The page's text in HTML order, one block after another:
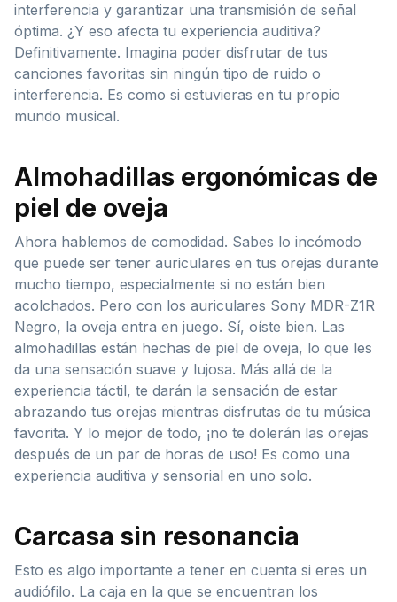
interferencia y garantizar una transmisión de señal
óptima. ¿Y eso afecta tu experiencia auditiva?
Definitivamente. Imagina poder disfrutar de tus
canciones favoritas sin ningún tipo de ruido o
interferencia. Es como si estuvieras en tu propio
mundo musical.
Almohadillas ergonómicas de
piel de oveja
Ahora hablemos de comodidad. Sabes lo incómodo
que puede ser tener auriculares en tus orejas durante
mucho tiempo, especialmente si no están bien
acolchados. Pero con los auriculares Sony MDR-Z1R
Negro, la oveja entra en juego. Sí, oíste bien. Las
almohadillas están hechas de piel de oveja, lo que les
da una sensación suave y lujosa. Más allá de la
experiencia táctil, te darán la sensación de estar
abrazando tus orejas mientras disfrutas de tu música
favorita. Y lo mejor de todo, ¡no te dolerán las orejas
después de un par de horas de uso! Es como una
experiencia auditiva y sensorial en uno solo.
Carcasa sin resonancia
Esto es algo importante a tener en cuenta si eres un
audiófilo. La caja en la que se encuentran los